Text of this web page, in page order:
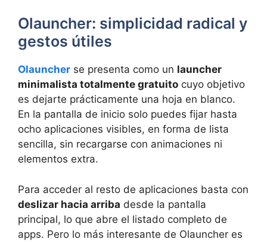
Olauncher: simplicidad radical y
gestos útiles
Olauncher se presenta como un launcher
minimalista totalmente gratuito cuyo objetivo
es dejarte prácticamente una hoja en blanco.
En la pantalla de inicio solo puedes fijar hasta
ocho aplicaciones visibles, en forma de lista
sencilla, sin recargarse con animaciones ni
elementos extra.
Para acceder al resto de aplicaciones basta con
deslizar hacia arriba desde la pantalla
principal, lo que abre el listado completo de
apps. Pero lo más interesante de Olauncher es